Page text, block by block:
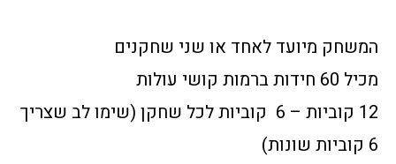
המשחק מיועד לאחד או שני שחקנים
מכיל 60 חידות ברמות קושי עולות
12 קוביות – 6 קוביות לכל שחקן (שימו לב שצריך
6 קוביות שונות)